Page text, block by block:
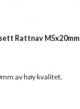
Rattnav M5x20mm
av høy kvalitet.